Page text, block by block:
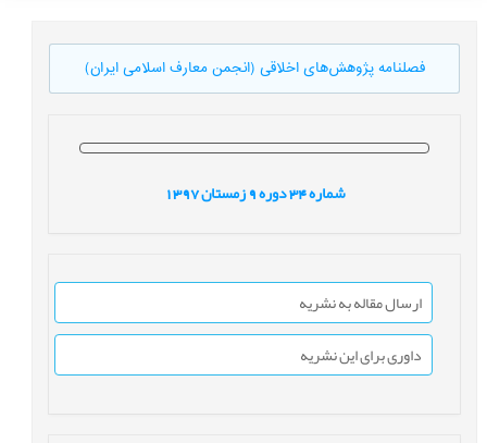
فصلنامه پژوهش‌های اخلاقی (انجمن معارف اسلامی ایران)
شماره34 دوره9 زمستان1397
ارسال مقاله به نشریه
داوری برای این نشریه